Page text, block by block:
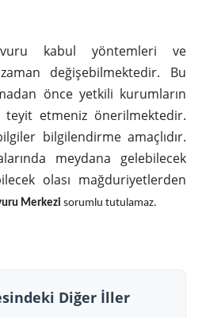
kabul yöntemleri ve
değişebilmektedir. Bu
önce yetkili kurumların
teyit etmeniz önerilmektedir.
bilgilendirme amaçlıdır.
meydana gelebilecek
olası mağduriyetlerden
Merkezi sorumlu tutulamaz.
Diğer İller